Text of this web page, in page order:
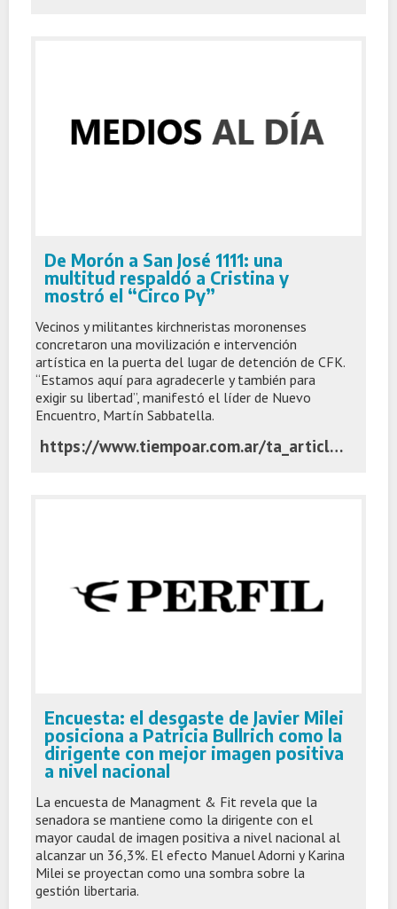
De Morón a San José 1111: una
multitud respaldó a Cristina y
mostró el “Circo Py”
Vecinos y militantes kirchneristas moronenses
concretaron una movilización e intervención
artística en la puerta del lugar de detención de CFK.
“Estamos aquí para agradecerle y también para
exigir su libertad”, manifestó el líder de Nuevo
Encuentro, Martín Sabbatella.
https://www.tiempoar.com.ar/ta_article/de-moron-a-san-jose-1111-una-multitud-respaldo-a-cristina-y-mostro-el-circo-py/
Encuesta: el desgaste de Javier Milei
posiciona a Patricia Bullrich como la
dirigente con mejor imagen positiva
a nivel nacional
La encuesta de Managment & Fit revela que la
senadora se mantiene como la dirigente con el
mayor caudal de imagen positiva a nivel nacional al
alcanzar un 36,3%. El efecto Manuel Adorni y Karina
Milei se proyectan como una sombra sobre la
gestión libertaria.